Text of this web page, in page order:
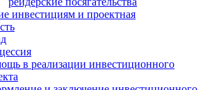
инвестициям и проектная
в реализации инвестиционного